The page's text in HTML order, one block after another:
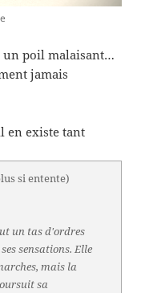
un poil malaisant…
jamais
en existe tant
si entente)
un tas d'ordres
sensations. Elle
mais la
sa